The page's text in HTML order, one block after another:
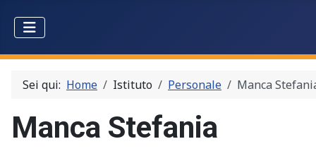
Sei qui: Home Istituto Personale Manca
Manca Stefania